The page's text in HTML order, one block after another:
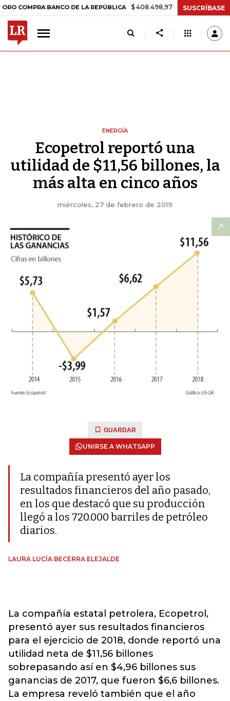
BANCO DE LA REPÚBLICA $ 408.498,97 +$ 8.753,81 +2,19%
SUSCRÍBASE
ENERGÍA
Ecopetrol reportó una
utilidad de $11,56 billones, la
más alta en cinco años
miércoles, 27 de febrero de 2019
GUARDAR
UNIRSE A WHATSAPP
La compañía presentó ayer los
resultados financieros del año pasado,
en los que destacó que su producción
llegó a los 720.000 barriles de petróleo
diarios.
LAURA LUCÍA BECERRA ELEJALDE
La compañía estatal petrolera, Ecopetrol,
presentó ayer sus resultados financieros
para el ejercicio de 2018, donde reportó una
utilidad neta de $11,56 billones
sobrepasando así en $4,96 billones sus
ganancias de 2017, que fueron $6,6 billones.
La empresa reveló también que el año